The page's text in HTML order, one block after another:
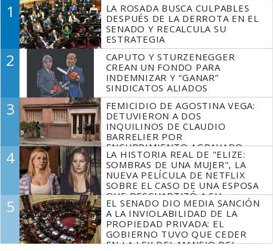
1
LA ROSADA BUSCA CULPABLES
DESPUÉS DE LA DERROTA EN EL
SENADO Y RECALCULA SU
ESTRATEGIA
2
CAPUTO Y STURZENEGGER
CREAN UN FONDO PARA
INDEMNIZAR Y “GANAR”
SINDICATOS ALIADOS
3
FEMICIDIO DE AGOSTINA VEGA:
DETUVIERON A DOS
INQUILINOS DE CLAUDIO
BARRELIER POR
ENCUBRIMIENTO AGRAVADO
4
LA HISTORIA REAL DE "ELIZE:
SOMBRAS DE UNA MUJER", LA
NUEVA PELÍCULA DE NETFLIX
SOBRE EL CASO DE UNA ESPOSA
QUE DESCUARTIZÓ A SU
MARIDO
5
EL SENADO DIO MEDIA SANCIÓN
A LA INVIOLABILIDAD DE LA
PROPIEDAD PRIVADA: EL
GOBIERNO TUVO QUE CEDER
EN LA LEY DEL MANEJO DEL